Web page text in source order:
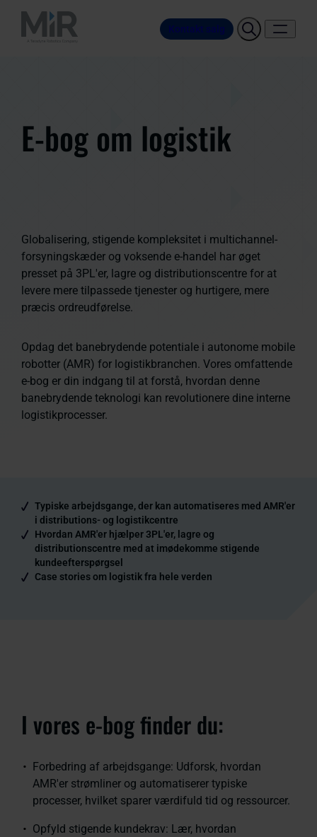
Kontakt salg
E-bog om logistik
Globalisering, stigende kompleksitet i multichannel-
forsyningskæder og voksende e-handel har øget
presset på 3PL'er, lagre og distributionscentre for at
levere mere tilpassede tjenester og hurtigere, mere
præcis ordreudførelse.
Opdag det banebrydende potentiale i autonome mobile
robotter (AMR) for logistikbranchen. Vores omfattende
e-bog er din indgang til at forstå, hvordan denne
banebrydende teknologi kan revolutionere dine interne
logistikprocesser.
Typiske arbejdsgange, der kan automatiseres med AMR'er
i distributions- og logistikcentre
Hvordan AMR'er hjælper 3PL'er, lagre og
distributionscentre med at imødekomme stigende
kundeefterspørgsel
Case stories om logistik fra hele verden
I vores e-bog finder du:
Forbedring af arbejdsgange: Udforsk, hvordan
AMR'er strømliner og automatiserer typiske
processer, hvilket sparer værdifuld tid og ressourcer.
Opfyld stigende kundekrav: Lær, hvordan